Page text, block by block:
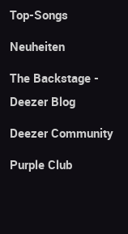
Top-Songs
Neuheiten
The Backstage -
Deezer Blog
Deezer Community
Purple Club